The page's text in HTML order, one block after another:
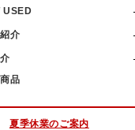
USED
介
品
夏季休業のご案内